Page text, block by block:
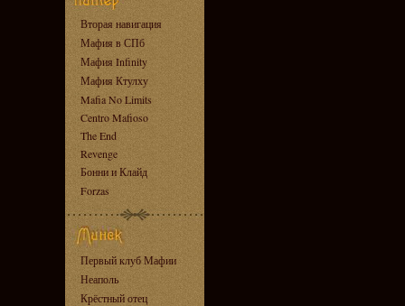
Вторая навигация
Мафия в СПб
Мафия Infinity
Мафия Ктулху
Mafia No Limits
Centro Mafioso
The End
Revenge
Бонни и Клайд
Forzas
Первый клуб Мафии
Неаполь
Крёстный отец